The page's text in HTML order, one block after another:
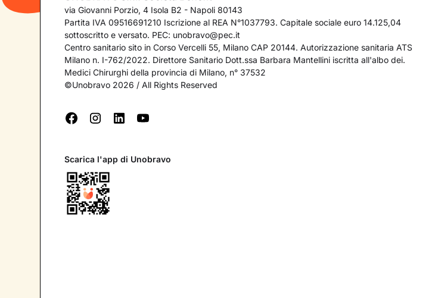
via Giovanni Porzio, 4 Isola B2 - Napoli 80143
Partita IVA 09516691210 Iscrizione al REA N°1037793. Capitale sociale euro 14.125,04
sottoscritto e versato. PEC: unobravo@pec.it
Centro sanitario sito in Corso Vercelli 55, Milano CAP 20144. Autorizzazione sanitaria ATS
Milano n. I-762/2022. Direttore Sanitario Dott.ssa Barbara Mantellini iscritta all'albo dei.
Medici Chirurghi della provincia di Milano, n° 37532
©Unobravo 2026 / All Rights Reserved
Scarica l'app di Unobravo